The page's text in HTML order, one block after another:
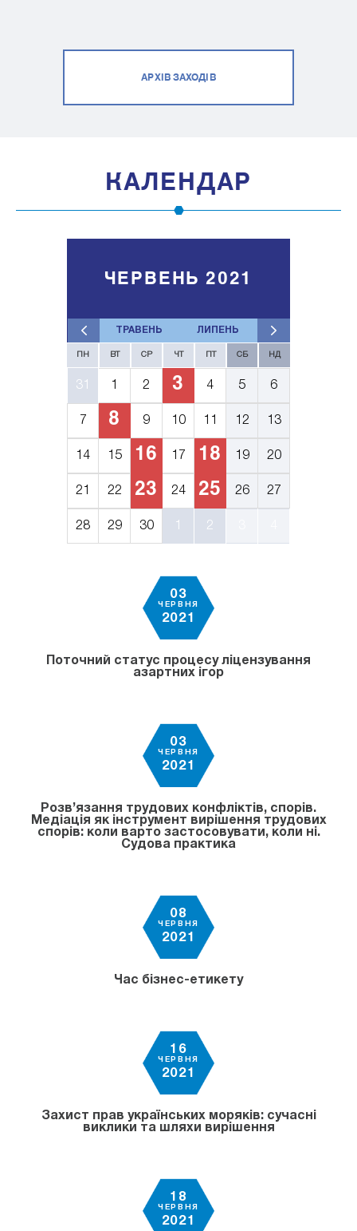
АРХІВ ЗАХОДІВ
КАЛЕНДАР
ТРАВЕНЬ ЛИПЕНЬ
ЧЕРВЕНЬ 2021
ПН ВТ СР ЧТ СБ НД
31 1 2 3 4 5 6
7 8 9 10 11 12 13
14 15 16 17 18 19 20
21 22 23 24 25 26 27
28 29 30 1 2
03
ЧЕРВНЯ
2021
Поточний статус процесу ліцензування
азартних ігор
03
ЧЕРВНЯ
2021
Розв’язання трудових конфліктів, спорів.
Медіація як інструмент вирішення трудових
спорів: коли варто застосовувати, коли ні.
Судова практика
08
ЧЕРВНЯ
2021
Час бізнес-етикету
16
ЧЕРВНЯ
2021
Захист прав українських моряків: сучасні
виклики та шляхи вирішення
18
ЧЕРВНЯ
2021